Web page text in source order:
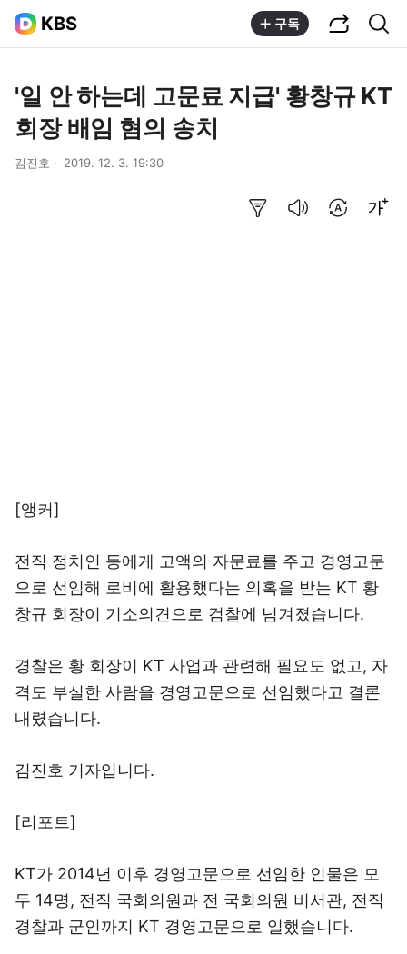
KBS 구독
'일 안 하는데 고문료 지급' 황창규 KT
회장 배임 혐의 송치
김진호 2019. 12. 3. 19:30
[앵커]
전직 정치인 등에게 고액의 자문료를 주고 경영고문
으로 선임해 로비에 활용했다는 의혹을 받는 KT 황
창규 회장이 기소의견으로 검찰에 넘겨졌습니다.
경찰은 황 회장이 KT 사업과 관련해 필요도 없고, 자
격도 부실한 사람을 경영고문으로 선임했다고 결론
내렸습니다.
김진호 기자입니다.
[리포트]
KT가 2014년 이후 경영고문으로 선임한 인물은 모
두 14명, 전직 국회의원과 전 국회의원 비서관, 전직
경찰과 군인까지 KT 경영고문으로 일했습니다.